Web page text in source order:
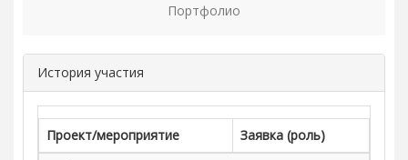
Портфолио
История участия
Проект/мероприятие
Заявка (роль)